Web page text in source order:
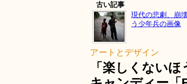
古い記事
現代の悲劇、崩
う少年兵の画像
アートとデザイン
「楽しくない